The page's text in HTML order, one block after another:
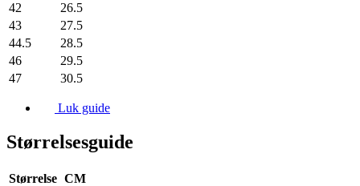
42
26.5
43
27.5
44.5
28.5
46
29.5
47
30.5
Luk guide
Størrelsesguide
Størrelse CM